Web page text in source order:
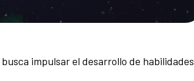
impulsar el desarrollo de habilidades